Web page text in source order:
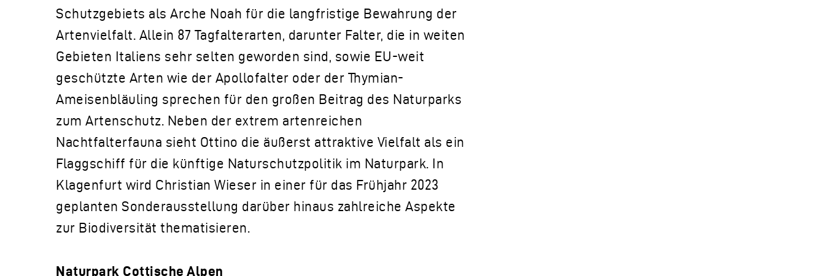
Schutzgebiets als Arche Noah für die langfristige Bewahrung der
Artenvielfalt. Allein 87 Tagfalterarten, darunter Falter, die in weiten
Gebieten Italiens sehr selten geworden sind, sowie EU-weit
geschützte Arten wie der Apollofalter oder der Thymian-
Ameisenbläuling sprechen für den großen Beitrag des Naturparks
zum Artenschutz. Neben der extrem artenreichen
Nachtfalterfauna sieht Ottino die äußerst attraktive Vielfalt als ein
Flaggschiff für die künftige Naturschutzpolitik im Naturpark. In
Klagenfurt wird Christian Wieser in einer für das Frühjahr 2023
geplanten Sonderausstellung darüber hinaus zahlreiche Aspekte
zur Biodiversität thematisieren.
Naturpark Cottische Alpen